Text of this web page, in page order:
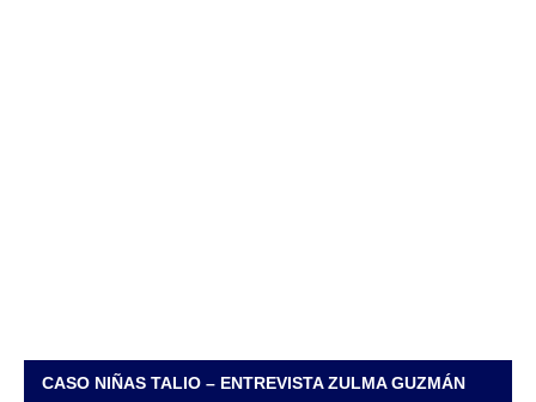
CASO NIÑAS TALIO – ENTREVISTA ZULMA GUZMÁN